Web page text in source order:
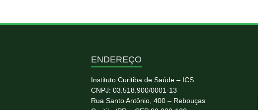
ENDEREÇO
Instituto Curitiba de Saúde – ICS
CNPJ: 03.518.900/0001-13
Rua Santo Antônio, 400 – Rebouças